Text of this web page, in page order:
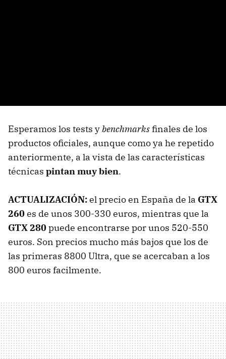
Esperamos los tests ybenchmarksfinales de los
productos oficiales, aunque como ya he repetido
anteriormente, a la vista de las características
técnicas pintan muy bien.
ACTUALIZACIÓN:el precio en España de la GTX
260es de unos 300-330 euros, mientras que la
GTX 280puede encontrarse por unos 520-550
euros. Son precios mucho más bajos que los de
las primeras 8800 Ultra, que se acercaban a los
800 euros facilmente.